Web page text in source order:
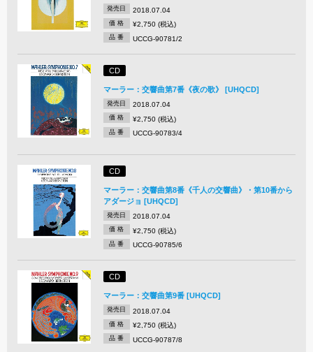
発売日 2018.07.04
価 格 ¥2,750 (税込)
品 番 UCCG-90781/2
CD
マーラー：交響曲第7番《夜の歌》 [UHQCD]
発売日 2018.07.04
価 格 ¥2,750 (税込)
品 番 UCCG-90783/4
CD
マーラー：交響曲第8番《千人の交響曲》・第10番から
アダージョ [UHQCD]
発売日 2018.07.04
価 格 ¥2,750 (税込)
品 番 UCCG-90785/6
CD
マーラー：交響曲第9番 [UHQCD]
発売日 2018.07.04
価 格 ¥2,750 (税込)
品 番 UCCG-90787/8